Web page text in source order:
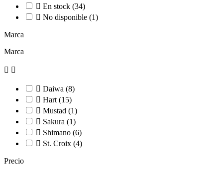
 En stock (34)
 No disponible (1)
Marca
Marca
 
 Daiwa (8)
 Hart (15)
 Mustad (1)
 Sakura (1)
 Shimano (6)
 St. Croix (4)
Precio